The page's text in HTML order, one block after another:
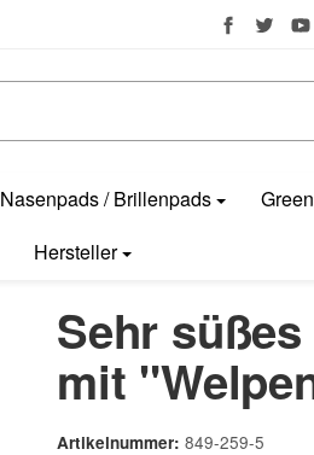
Nasenpads / Brillenpads
Hersteller
Sehr
mit
Artikelnummer: 849-259-5